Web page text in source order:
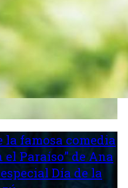
la famosa comedia
el Paraíso” de Ana
Día de la